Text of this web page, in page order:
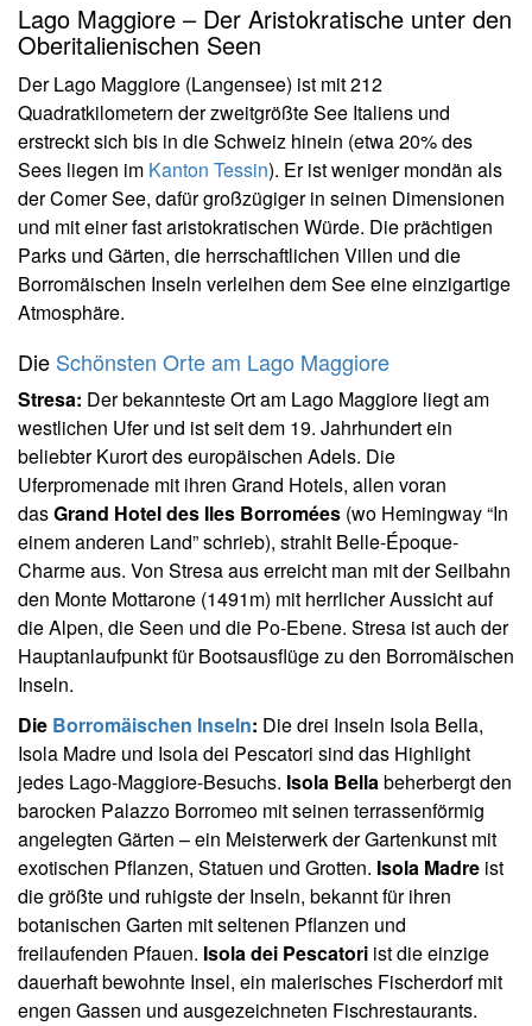
Lago Maggiore – Der Aristokratische unter den
Oberitalienischen Seen
Der Lago Maggiore (Langensee) ist mit 212
Quadratkilometern der zweitgrößte See Italiens und
erstreckt sich bis in die Schweiz hinein (etwa 20% des
Sees liegen im Kanton Tessin). Er ist weniger mondän als
der Comer See, dafür großzügiger in seinen Dimensionen
und mit einer fast aristokratischen Würde. Die prächtigen
Parks und Gärten, die herrschaftlichen Villen und die
Borromäischen Inseln verleihen dem See eine einzigartige
Atmosphäre.
Die Schönsten Orte am Lago Maggiore
Stresa: Der bekannteste Ort am Lago Maggiore liegt am
westlichen Ufer und ist seit dem 19. Jahrhundert ein
beliebter Kurort des europäischen Adels. Die
Uferpromenade mit ihren Grand Hotels, allen voran
dasGrand Hotel des Iles Borromées (wo Hemingway “In
einem anderen Land” schrieb), strahlt Belle-Époque-
Charme aus. Von Stresa aus erreicht man mit der Seilbahn
den Monte Mottarone (1491m) mit herrlicher Aussicht auf
die Alpen, die Seen und die Po-Ebene. Stresa ist auch der
Hauptanlaufpunkt für Bootsausflüge zu den Borromäischen
Inseln.
Die Borromäischen Inseln: Die drei Inseln Isola Bella,
Isola Madre und Isola dei Pescatori sind das Highlight
jedes Lago-Maggiore-Besuchs. Isola Bellabeherbergt den
barocken Palazzo Borromeo mit seinen terrassenförmig
angelegten Gärten – ein Meisterwerk der Gartenkunst mit
exotischen Pflanzen, Statuen und Grotten. Isola Madre ist
die größte und ruhigste der Inseln, bekannt für ihren
botanischen Garten mit seltenen Pflanzen und
freilaufenden Pfauen. Isola dei Pescatori ist die einzige
dauerhaft bewohnte Insel, ein malerisches Fischerdorf mit
engen Gassen und ausgezeichneten Fischrestaurants.